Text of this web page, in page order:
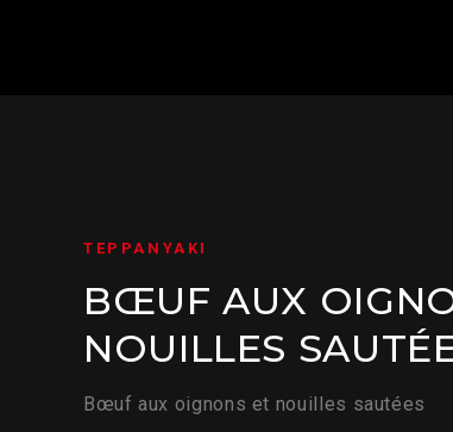
TEPPANYAKI
BŒUF AUX
NOUILLES
Bœuf aux oignons et nouilles sautées